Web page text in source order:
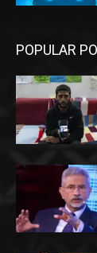
POPULAR